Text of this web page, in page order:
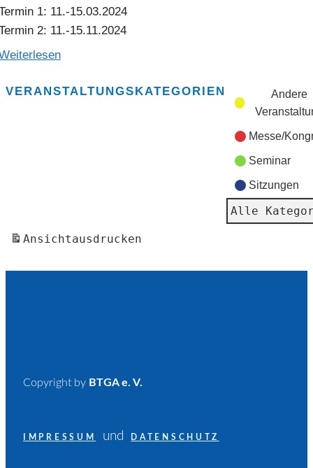
1: 11.-15.03.2024
2: 11.-15.11.2024
VERANSTALTUNGSKATEGORIEN
Andere
Messe/
Seminar
Sitzungen
Alle
Ansichtausdrucken
Copyright by BTGA e. V.
IMPRESSUM und DATENSCHUTZ